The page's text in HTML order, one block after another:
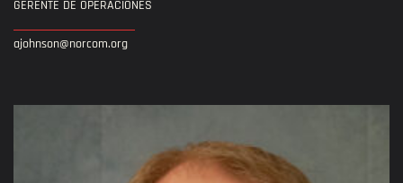
GERENTE DE OPERACIONES
ajohnson@norcom.org